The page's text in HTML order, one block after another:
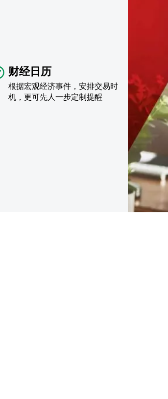
财经日历
根据宏观经济事件，安排交易时
机，更可先人一步定制提醒